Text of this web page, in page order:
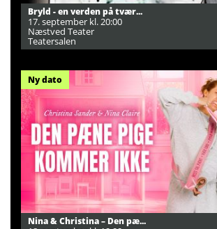
Bryld - en verden på tvær...
17. september kl. 20:00
Næstved Teater
Teatersalen
Ny dato
Nina & Christina – Den pæ...